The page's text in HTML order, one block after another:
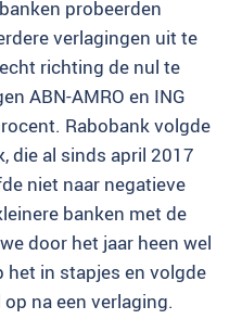
probeerden
verlagingen uit te
richting de nul te
ABN-AMRO en ING
Rabobank volgde
die al sinds april 2017
niet naar negatieve
banken met de
door het jaar heen wel
het in stapjes en volgde
na een verlaging.